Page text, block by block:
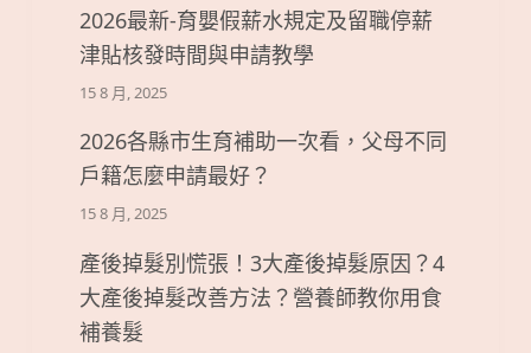
2026最新-育嬰假薪水規定及留職停薪
津貼核發時間與申請教學
15 8 月, 2025
2026各縣市生育補助一次看，父母不同
戶籍怎麼申請最好？
15 8 月, 2025
產後掉髮別慌張！3大產後掉髮原因？4
大產後掉髮改善方法？營養師教你用食
補養髮